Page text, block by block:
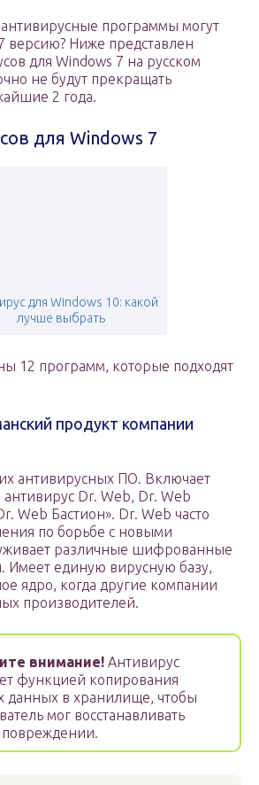
программы могут
версию? Ниже представлен
для Windows 7 на русском
не будут прекращать
2 года.
для Windows 7
для Windows 10: какой
лучше выбрать
12 программ, которые подходят
продукт компании
антивирусных ПО. Включает
антивирус Dr. Web, Dr. Web
Web Бастион». Dr. Web часто
по борьбе с новыми
различные шифрованные
Имеет единую вирусную базу,
ядро, когда другие компании
производителей.
внимание! Антивирус
функцией копирования
данных в хранилище, чтобы
мог восстанавливать